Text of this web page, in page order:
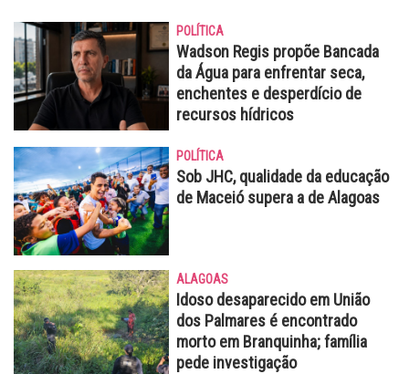
POLÍTICA
Wadson Regis propõe Bancada
da Água para enfrentar seca,
enchentes e desperdício de
recursos hídricos
POLÍTICA
Sob JHC, qualidade da educação
de Maceió supera a de Alagoas
ALAGOAS
Idoso desaparecido em União
dos Palmares é encontrado
morto em Branquinha; família
pede investigação